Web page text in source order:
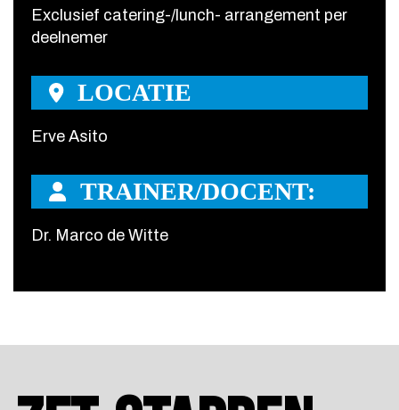
Exclusief catering-/lunch- arrangement per
deelnemer
LOCATIE
Erve Asito
TRAINER/DOCENT:
Dr. Marco de Witte